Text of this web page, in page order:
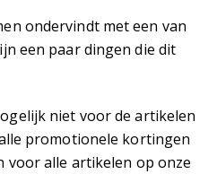
ondervindt met een van
een paar dingen die dit
niet voor de artikelen
promotionele kortingen
voor alle artikelen op onze